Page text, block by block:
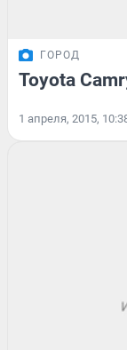
ГОРОД
Toyota
1 апреля, 2015,